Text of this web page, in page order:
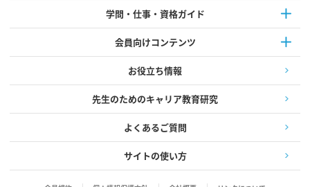
学問・仕事・資格ガイド
会員向けコンテンツ
お役立ち情報
先生のためのキャリア教育研究
よくあるご質問
サイトの使い方